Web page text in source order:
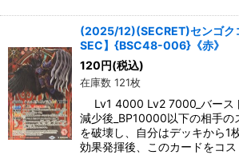
(2025/12)(SECRET)センゴク
SEC】{BSC48-006}《赤》
120 円(税込)
在庫数 121枚
Lv1 4000 Lv2 7000_バース
減少後_BP10000以下の相手の
を破壊し、自分はデッキから1
効果発揮後、このカードをコ